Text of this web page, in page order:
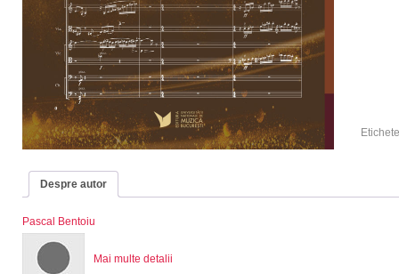
Despre autor
Pascal Bentoiu
Mai multe detalii